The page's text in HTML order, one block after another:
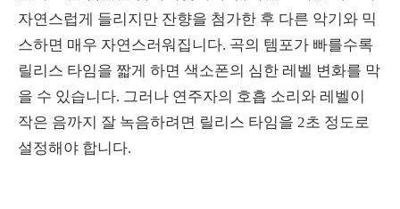
자연스럽게 들리지만 잔향을 첨가한 후 다른 악기와 믹
스하면 매우 자연스러워집니다. 곡의 템포가 빠를수록
릴리스 타임을 짧게 하면 색소폰의 심한 레벨 변화를 막
을 수 있습니다. 그러나 연주자의 호흡 소리와 레벨이
작은 음까지 잘 녹음하려면 릴리스 타임을 2초 정도로
설정해야 합니다.